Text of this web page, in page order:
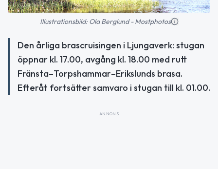
Illustrationsbild: Ola Berglund - Mostphotos
Den årliga brascruisingen i Ljungaverk: stugan
öppnar kl. 17.00, avgång kl. 18.00 med rutt
Fränsta–Torpshammar–Erikslunds brasa.
Efteråt fortsätter samvaro i stugan till kl. 01.00.
ANNONS